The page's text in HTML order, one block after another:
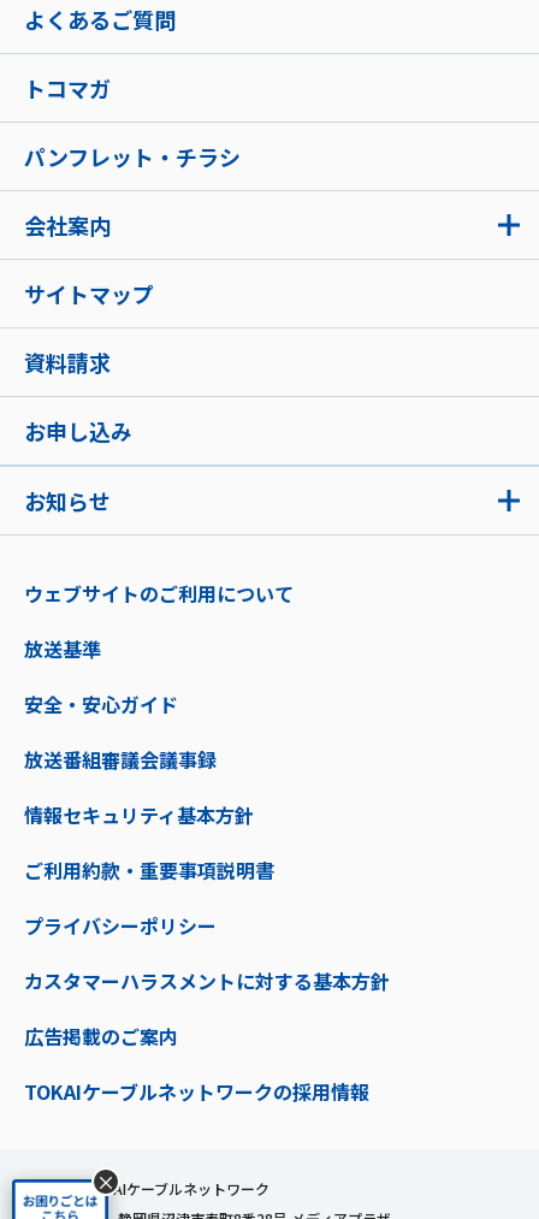
お知らせ
よくあるご質問
トコマガ
パンフレット・チラシ
会社案内
サイトマップ
資料請求
お申し込み
ウェブサイトのご利用について
放送基準
安全・安心ガイド
放送番組審議会議事録
情報セキュリティ基本方針
ご利用約款・重要事項説明書
プライバシーポリシー
カスタマーハラスメントに対する基本方針
広告掲載のご案内
TOKAIケーブルネットワークの採用情報
株式会社TOKAIケーブルネットワーク
×